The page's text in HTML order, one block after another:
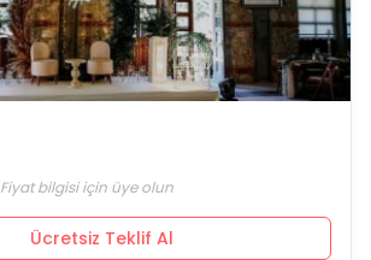
Fiyat bilgisi için üye olun
Ücretsiz Teklif Al